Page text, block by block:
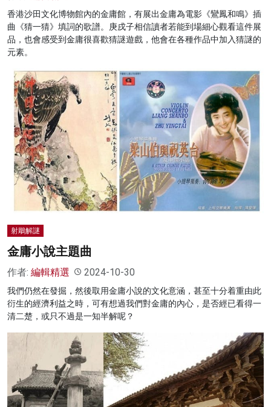
香港沙田文化博物館內的金庸館，有展出金庸為電影《鸞鳳和鳴》插
曲《猜一猜》填詞的歌譜。庚戌子相信讀者若能到場細心觀看這件展
品，也會感受到金庸很喜歡猜謎遊戲，他會在各種作品中加入猜謎的
元素。
射鵰解謎
金庸小說主題曲
作者: 編輯精選 2024-10-30
我們仍然在發掘，然後取用金庸小說的文化意涵，甚至十分着重由此
衍生的經濟利益之時，可有想過我們對金庸的內心，是否經已看得一
清二楚，或只不過是一知半解呢？